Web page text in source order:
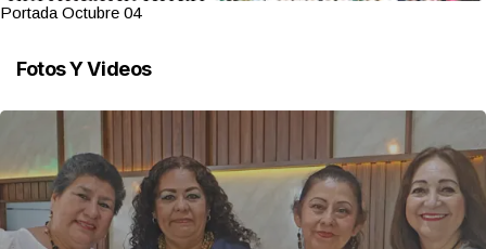
Portada Octubre 04
Fotos Y Videos